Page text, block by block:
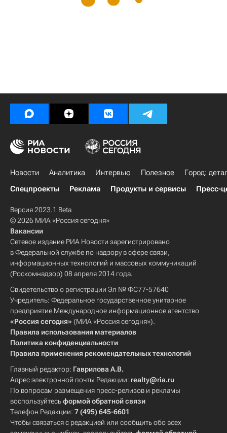
Новости Аналитика Интервью Полезное
Город:
Спецпроекты
Реклама Продукты и сервисы Пресс-
Версия 2023.1 Beta
© 2026 МИА «Россия сегодня»
Вакансии
Сетевое издание РИА Новости зарегистрировано
в Федеральной службе по надзору в сфере связи,
информационных технологий и массовых коммуникаций
(Роскомнадзор) 08 апреля 2014 года.
Свидетельство о регистрации Эл № ФС77-57640
Учредитель: Федеральное государственное унитарное
предприятие Международное информационное агентство
«Россия сегодня» (МИА «Россия сегодня»).
Правила использования материалов
Политика конфиденциальности
Правила применения рекомендательных технологий
Главный редактор: Гаврилова А.В.
Адрес электронной почты Редакции: realty@ria.ru
По вопросам размещения пресс-релизов и рекламы
воспользуйтесьформой обратной связи
Телефон Редакции: 7 (495) 645-6601
Чтобы связаться с редакцией или сообщить обо всех